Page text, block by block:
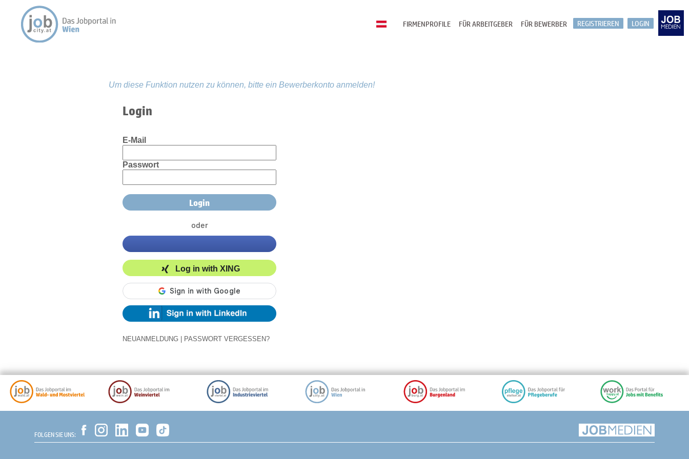
LOGIN
REGISTRIEREN
FÜR BEWERBER
FÜR ARBEITGEBER
FIRMENPROFILE
Um diese Funktion nutzen zu können, bitte ein Bewerberkonto anmelden!
Login
E-Mail
Passwort
oder
Log in with XING
NEUANMELDUNG PASSWORT VERGESSEN?
FOLGEN SIE UNS: